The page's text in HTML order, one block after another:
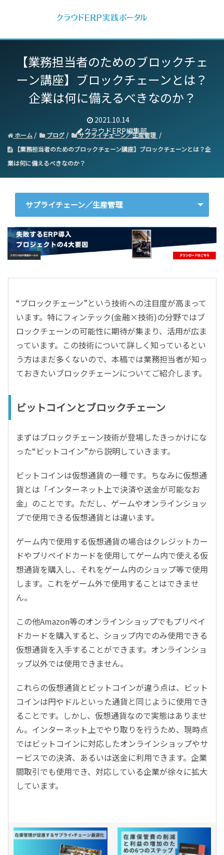
【業務担当者のためのブロックチェ
ーン講座】ブロックチェーンとは？
企業は何に備えるべきなのか？
2021.10.14
クラウドERP編集部
ホーム ブログ
サプライチェーン／生産管理
【業務担当者のためのブロックチェーン講座】ブロックチェーンとは？企
業は何に備えるべきなのか？
サプライチェーン／生産管理
ERP
会計
CRM／営業支援／Eコマース
DX（2025年の崖）／クラウドコンピューティング
データ分析／BI
ガバナンス／リスク管理
BPR／業務改善
“ブロックチェーン”という技術への注目度が高まって
います。特にフィンテック(金融×技術)の分野ではブ
ロックチェーンの可能性に期待が集まり、活用が広ま
っています。この技術について詳しく知っているとい
う方はまだ多くないので、本稿では業務担当者が知っ
ておきたいブロックチェーンについてご紹介します。
ビットコインとブロックチェーン
まずはブロックチェーン技術が登場したきっかけにな
った“ビットコイン”から説明していきます。
ビットコインは仮想通貨の一種です。ちなみに仮想通
貨とは「インターネット上で決済や送金が可能なお
金」のことです。ただし、ゲームやオンラインショッ
プで使用できる仮想通貨とは違います。
ゲーム内で使用する仮想通貨の場合はクレジットカー
ドやプリペイドカードを使用してゲーム内で使える仮
想通貨を購入し、それをゲーム内のショップ等で使用
します。これをゲーム外で使用することはできませ
ん。
この他Amazon等のオンラインショップでもプリペイ
ドカードを購入すると、ショップ内でのみ使用できる
仮想通貨を入手することができます。オンラインショ
ップ以外では使用できません。
これらの仮想通貨とビットコインが違う点は、ビット
コインは円やドルといった通貨と同じように使用でき
ることです。しかし、仮想通貨なので実態はありませ
ん。インターネット上でやり取りを行うため、現時点
ではビットコインに対応したオンラインショップやサ
ービスでの決済、あるいは送金に利用できます。企業
間取引でも使用でき、対応している企業が徐々に拡大
しています。